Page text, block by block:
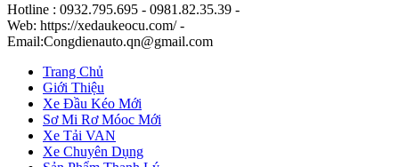
Hotline : 0932.795.695 - 0981.82.35.39 -
Web: https://xedaukeocu.com/ -
Email:Congdienauto.qn@gmail.com
Trang Chủ
Giới Thiệu
Xe Đầu Kéo Mới
Sơ Mi Rơ Móoc Mới
Xe Tải VAN
Xe Chuyên Dụng